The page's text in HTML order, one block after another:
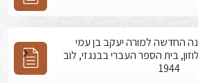
החדשה למורה יעקב בן עמי
בית הספר העברי בבנגזי, לוב
1944